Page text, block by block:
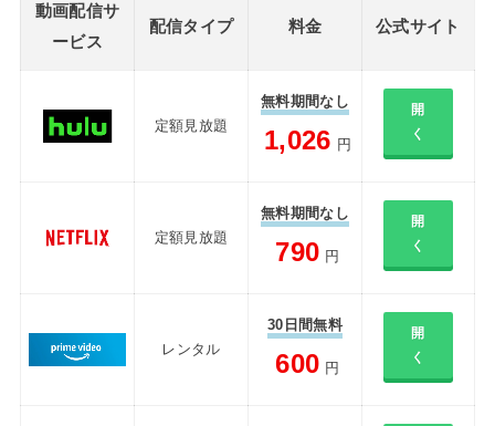
動画配信サ
ービス
配信タイプ 料金 公式サイト
定額見放題
無料期間なし
1,026 円
開
く
定額見放題
無料期間なし
790 円
開
く
レンタル
30日間無料
600 円
開
く